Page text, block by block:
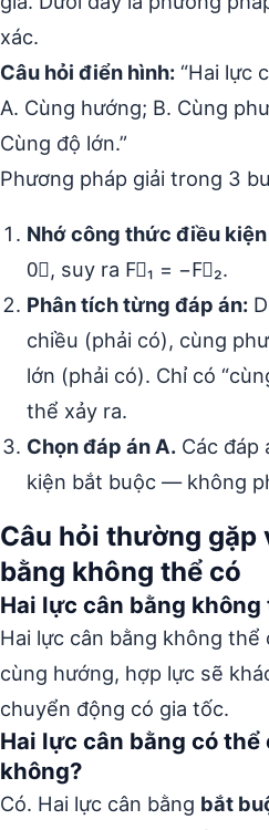
xác.
Câu hỏi điển hình: “Hai lực
A. Cùng hướng; B. Cùng
Cùng độ lớn.”
Phương pháp giải trong 3
Nhớ công thức điều
0⃗, suy ra F⃗₁ = −F⃗₂.
Phân tích từng đáp án:
chiều (phải có), cùng
lớn (phải có). Chỉ có
thể xảy ra.
Chọn đáp án A. Các đáp
kiện bắt buộc — không
Câu hỏi thường gặp
bằng không thể có
Hai lực cân bằng
Hai lực cân bằng không thể
cùng hướng, hợp lực sẽ
chuyển động có gia tốc.
Hai lực cân bằng có
không?
Có. Hai lực cân bằng bắt